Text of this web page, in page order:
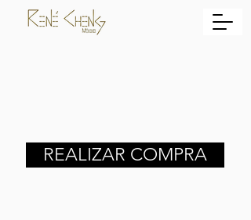
REALIZAR COMPRA